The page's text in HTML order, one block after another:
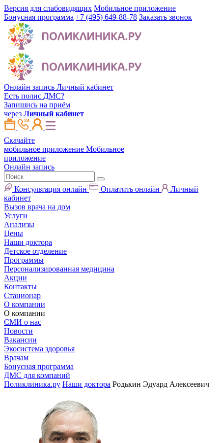
Версия для слабовидящих Мобильное приложение
Бонусная программа +7 (495) 649-88-78 Заказать звонок
Онлайн запись Личный кабинет
Есть полис ДМС?
Запишись на приём
через Личный кабинет
Скачайте
мобильное приложение Мобильное
приложение
Онлайн запись
Консультация онлайн Оплатить онлайн
Личный
кабинет
Вызов врача на дом
Услуги
Анализы
Цены
Наши доктора
Детское отделение
Программы
Персонализированная медицина
Акции
Контакты
Стационар
О компании
О компании
СМИ о нас
Новости
Вакансии
Экосистема здоровья
Врачам
Бонусная программа
ДМС для компаний
Поликлиника.ру Наши доктора Родькин Эдуард Алексеевич